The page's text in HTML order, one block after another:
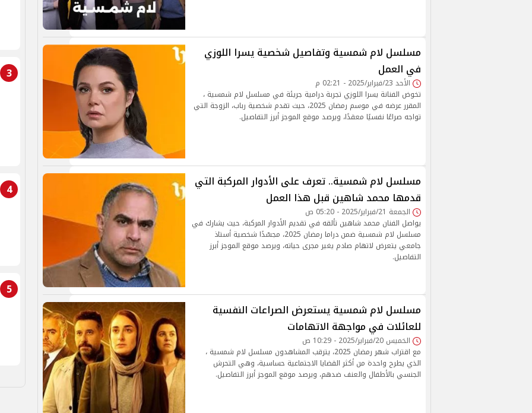
مسلسل لام شمسية وتفاصيل شخصية يسرا اللوزي
في العمل
الأحد 23/فبراير/2025 - 02:21 م
تخوض الفنانة يسرا اللوزي تجربة درامية جريئة في مسلسل لام شمسية ،
المقرر عرضه في موسم رمضان 2025، حيث تقدم شخصية رباب، الزوجة التي
تواجه صراعًا نفسيًا معقدًا، ويرصد موقع الموجز أبرز التفاصيل.
مسلسل لام شمسية.. تعرف على الأدوار المركبة التي
قدمها محمد شاهين قبل هذا العمل
الجمعة 21/فبراير/2025 - 05:20 ص
يواصل الفنان محمد شاهين تألقه في تقديم الأدوار المركبة، حيث يشارك في
مسلسل لام شمسية ضمن دراما رمضان 2025، مجسّدًا شخصية أستاذ
جامعي يتعرض لاتهام صادم يغير مجرى حياته، ويرصد موقع الموجز أبرز
التفاصيل.
مسلسل لام شمسية يستعرض الصراعات النفسية
للعائلات في مواجهة الاتهامات
الخميس 20/فبراير/2025 - 10:29 ص
مع اقتراب شهر رمضان 2025، يترقب المشاهدون مسلسل لام شمسية ،
الذي يطرح واحدة من أكثر القضايا الاجتماعية حساسية، وهي التحرش
الجنسي بالأطفال والعنف ضدهم، ويرصد موقع الموجز أبرز التفاصيل.
3
4
5